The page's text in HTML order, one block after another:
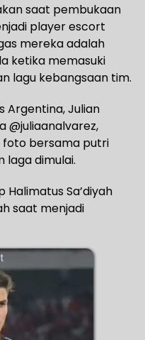
saat pembukaan
player escort
mereka adalah
ketika memasuki
lagu kebangsaan tim.
Argentina, Julian
@juliaanalvarez,
bersama putri
laga dimulai.
Sa’diyah
saat menjadi